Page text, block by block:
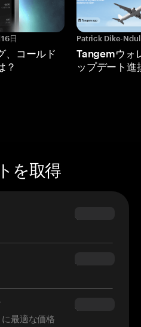
日
、コールド
？
Patrick Dike-
Tangemウォ
ップデート進
を取得
$69.90
$54.90
最適な価格
$34.95